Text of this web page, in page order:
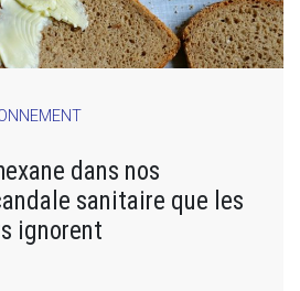
dans nos
sanitaire que les
ignorent